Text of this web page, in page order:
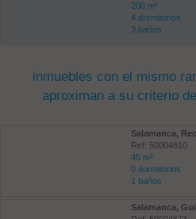
200 m²
4 dormitorios
3 baños
inmuebles con el mismo
aproximan a su criterio
Salamanca,
Ref: 50004610
45 m²
0 dormitorios
1 baños
Salamanca,